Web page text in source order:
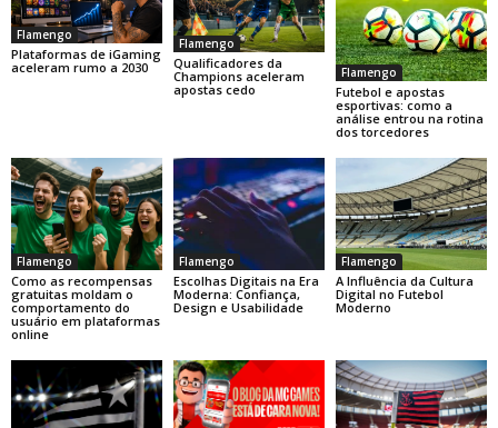
Flamengo
Plataformas de iGaming
aceleram rumo a 2030
Flamengo
Qualificadores da
Champions aceleram
apostas cedo
Flamengo
Futebol e apostas
esportivas: como a
análise entrou na rotina
dos torcedores
Flamengo
Como as recompensas
gratuitas moldam o
comportamento do
usuário em plataformas
online
Flamengo
Escolhas Digitais na Era
Moderna: Confiança,
Design e Usabilidade
Flamengo
A Influência da Cultura
Digital no Futebol
Moderno